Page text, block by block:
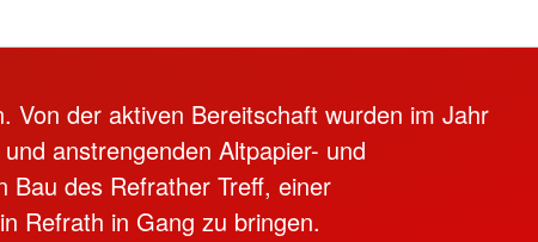
Von der aktiven Bereitschaft wurden im Jahr
anstrengenden Altpapier- und
Bau des Refrather Treff, einer
Refrath in Gang zu bringen.